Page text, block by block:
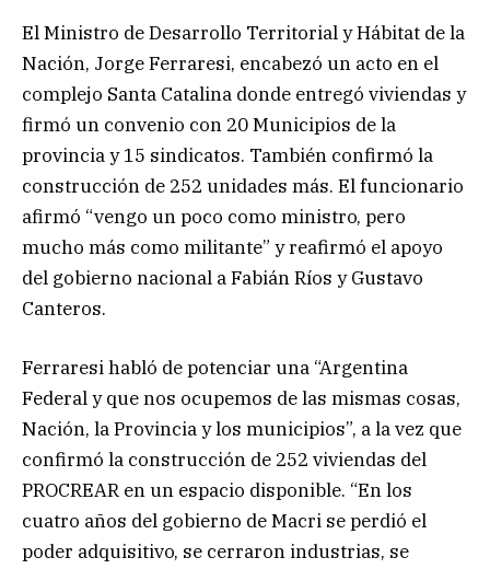
El Ministro de Desarrollo Territorial y Hábitat de la
Nación, Jorge Ferraresi, encabezó un acto en el
complejo Santa Catalina donde entregó viviendas y
firmó un convenio con 20 Municipios de la
provincia y 15 sindicatos. También confirmó la
construcción de 252 unidades más. El funcionario
afirmó “vengo un poco como ministro, pero
mucho más como militante” y reafirmó el apoyo
del gobierno nacional a Fabián Ríos y Gustavo
Canteros.
Ferraresi habló de potenciar una “Argentina
Federal y que nos ocupemos de las mismas cosas,
Nación, la Provincia y los municipios”, a la vez que
confirmó la construcción de 252 viviendas del
PROCREAR en un espacio disponible. “En los
cuatro años del gobierno de Macri se perdió el
poder adquisitivo, se cerraron industrias, se